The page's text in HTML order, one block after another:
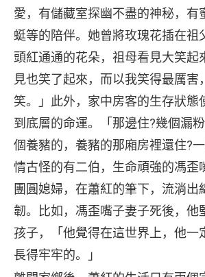
愛，有儲藏室探幽不盡的神秘，有
蜓等的陪伴。她曾將玫瑰花插在祖
頭紅通通的花朵，祖母看見大笑起
見也笑了起來，而以我笑得最厲害
笑。」此外，家中房客的生存狀態
到底層的命運。「那邊住?幾個漏
個養豬的，養豬的那廂房裡還住?
情古怪的有二伯，生命頑強的馮歪
團圓媳婦，在蕭紅的筆下，流淌出
韌。比如，馮歪嘴子妻子死後，他
孩子，「他覺得在這世界上，他一
長得牢牢的。」